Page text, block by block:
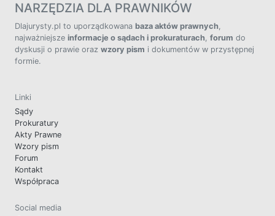
NARZĘDZIA DLA PRAWNIKÓW
Dlajurysty.pl to uporządkowana baza aktów prawnych,
najważniejsze informacje o sądach i prokuraturach, forum do
dyskusji o prawie oraz wzory pism i dokumentów w przystępnej
formie.
Linki
Sądy
Prokuratury
Akty Prawne
Wzory pism
Forum
Kontakt
Współpraca
Social media